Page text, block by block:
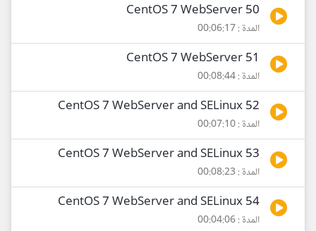
50 CentOS 7 WebServer
المدة : 00:06:17
51 CentOS 7 WebServer
المدة : 00:08:44
52 CentOS 7 WebServer and SELinux
المدة : 00:07:10
53 CentOS 7 WebServer and SELinux
المدة : 00:08:23
54 CentOS 7 WebServer and SELinux
المدة : 00:04:06